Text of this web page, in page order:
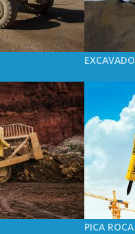
PICA ROCA